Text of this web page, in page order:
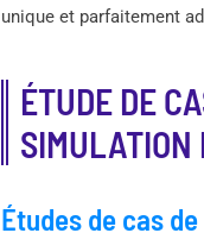
unique et parfaitement
ÉTUDE DE
SIMULATION
Études de cas